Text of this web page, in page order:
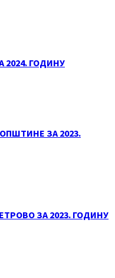
ГОДИНУ
ЗА 2023.
ЗА 2023. ГОДИНУ